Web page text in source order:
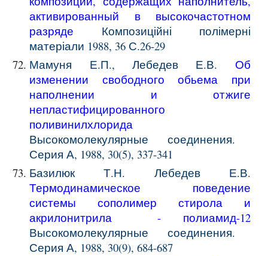
активированный в высокочастотном
разряде Композиційні полімерні
матеріали 1988, 36 С.26-29
Мамуня Е.П., Лебедев Е.В. Об
изменении свободного обьема при
наполнении и отжиге
непластифицированного
поливинилхлорида
Высокомолекулярные соединения.
Серия А, 1988, 30(5), 337-341
Базилюк Т.Н. Лебедев Е.В.
Термодинамическое поведение
системы сополимер стирола и
акрилонитрила - полиамид-12
Высокомолекулярные соединения.
Серия А, 1988, 30(9), 684-687